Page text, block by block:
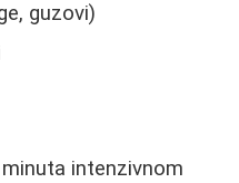
guzovi)
intenzivnom